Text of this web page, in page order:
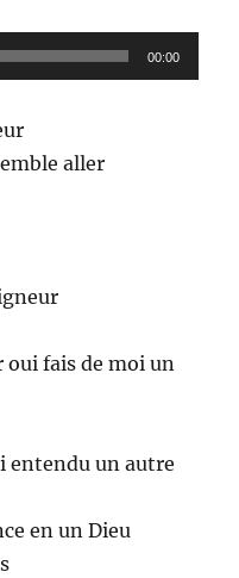
00:00
aller
oui fais de moi un
entendu un autre
en un Dieu